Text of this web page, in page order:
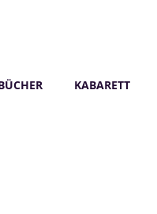
KABARETT